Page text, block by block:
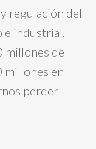
regulación del
e industrial,
millones de
millones en
perder